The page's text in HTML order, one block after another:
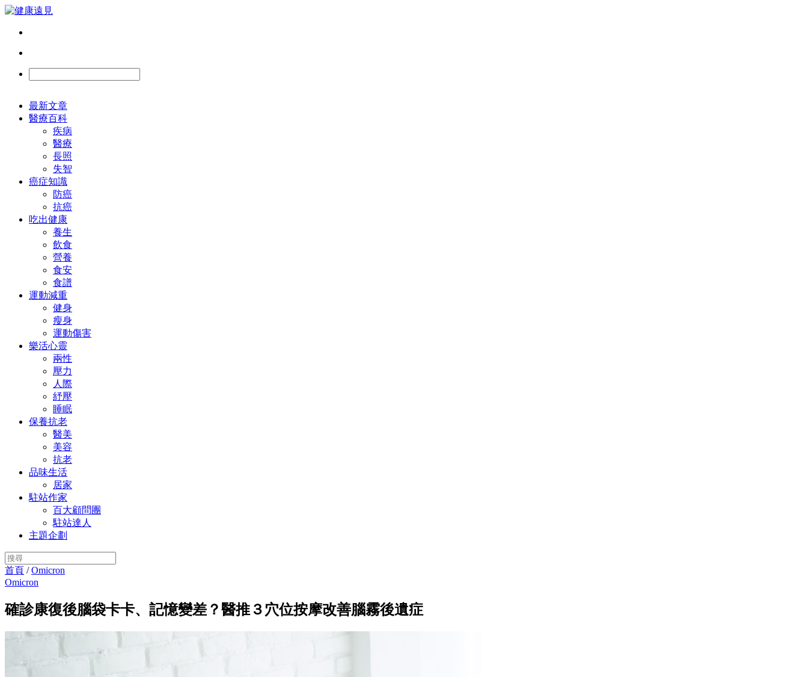
最新文章
醫療百科
疾病
醫療
長照
失智
癌症知識
防癌
抗癌
吃出健康
養生
飲食
營養
食安
食譜
運動減重
健身
瘦身
運動傷害
樂活心靈
兩性
壓力
人際
紓壓
睡眠
保養抗老
醫美
美容
抗老
品味生活
居家
駐站作家
百大顧問團
駐站達人
主題企劃
首頁 /Omicron
Omicron
確診康復後腦袋卡卡、記憶變差？醫推３穴位按摩改善腦霧後遺症